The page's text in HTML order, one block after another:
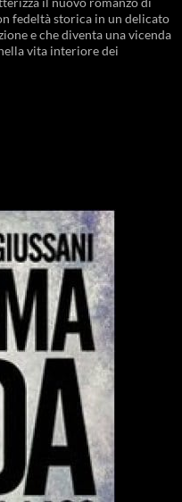
fedeltà storica in un delicato
e che diventa una vicenda
vita interiore dei